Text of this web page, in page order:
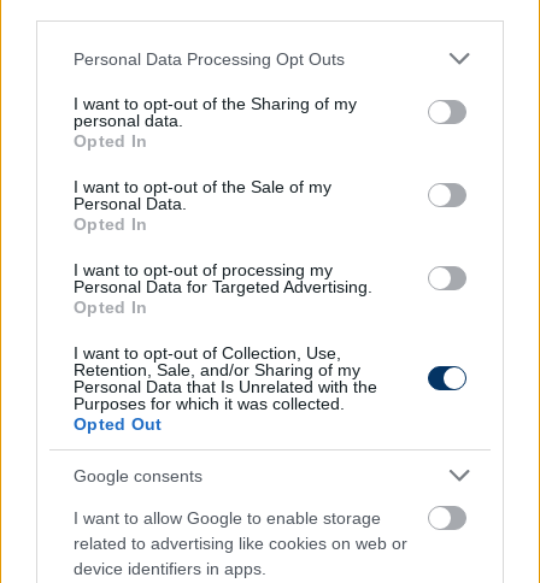
Please note that this website/app uses one or more Google
not limited to your visit or usage behaviour. You may click to
grant or deny consent to Google and its third-party tags to
use your data for below specified purposes in below Google
consent section.
Personal Data Processing Opt Outs
I want to opt-out of the Sharing of my
personal data.
Opted In
I want to opt-out of the Sale of my
Personal Data.
Opted In
I want to opt-out of processing my
Personal Data for Targeted Advertising.
Opted In
I want to opt-out of Collection, Use,
Retention, Sale, and/or Sharing of my
Personal Data that Is Unrelated with the
Purposes for which it was collected.
Opted Out
Google consents
I want to allow Google to enable storage
related to advertising like cookies on web or
device identifiers in apps.
Távolról figyelem csak a Nemzetek Ligáját,
Németország - amely őrangyalként kísér
minket, és mindig velünk van - és Hollandia
két nagyszerű válogatott, míg Bosznia-
Hercegovina gyengébb, de nem
lebecsülendő. Nem vagyunk abban a
helyzetben, hogy bárkit is lebecsüljünk.
Szeretne a jövőben még klubedző lenni?
– Jelenleg azt szeretném, ha sikerülne kitölteni a
mostani szerződést, az út tele lehet buktatókkal,
egyik pillanatról a másikra az emelvényről a porba
hullhat az ember. Ha jól alakulnak a dolgok, akkor
2025 decemberéig szeretném kitölteni a
szerződésemet, aztán majd meglátom. Ez azonban
sok mindentől függ, az egyetlen kikötés, amit